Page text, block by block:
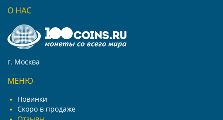
О НАС
г. Москва
МЕНЮ
Новинки
Скоро в продаже